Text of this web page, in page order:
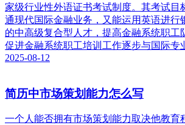
家级行业性外语证书考试制度。其考试目
通现代国际金融业务，又能运用英语进行
的中高级复合型人才，提高金融系统职工
促进金融系统职工培训工作逐步与国际专
2025-08-12
简历中市场策划能力怎么写
一个人能否拥有市场策划能力取决他教育